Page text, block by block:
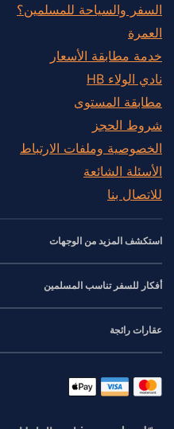
السفر والسياحة للمسلمين؟
العمرة
خدمة مطابقة الأسعار
نادي الولاء HB
مطابقة المستوى
شروط الحجز
الخصوصية وملفات الارتباط
الأسئلة الشائعة
للاتصال بنا
استكشف المزيد من الوجهات
أفكار للسفر تناسب المسلمين
عقارات رائجة